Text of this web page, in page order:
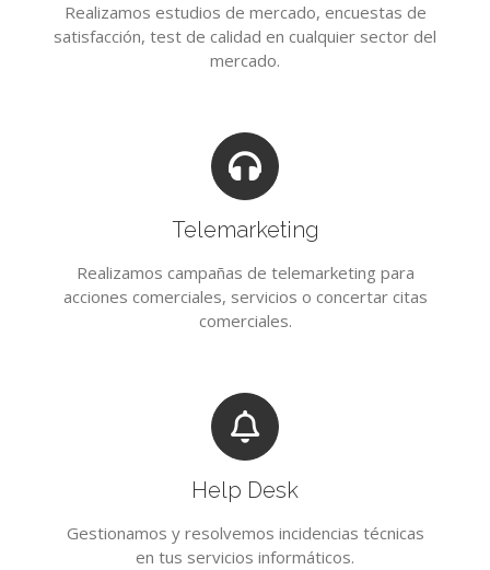
Realizamos estudios de mercado, encuestas de
satisfacción, test de calidad en cualquier sector del
mercado.
Telemarketing
Realizamos campañas de telemarketing para
acciones comerciales, servicios o concertar citas
comerciales.
Help Desk
Gestionamos y resolvemos incidencias técnicas
en tus servicios informáticos.